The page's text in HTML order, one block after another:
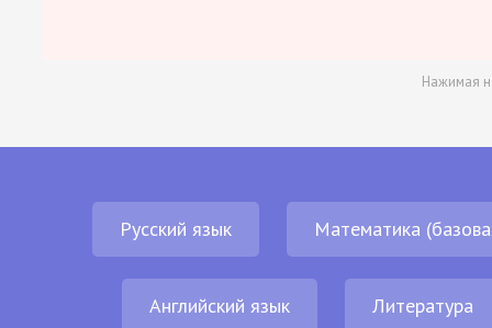
Нажимая
Русский язык Математика
Английский язык Литература